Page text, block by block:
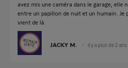
avez mis une caméra dans le garage, elle
entre un papillon de nuit et un humain. Je
vient de là.
JACKY M. il y a plus de 2 ans